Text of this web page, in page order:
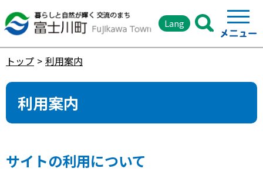
Lang
トップ 利用案内
利用案内
サイトの利用について